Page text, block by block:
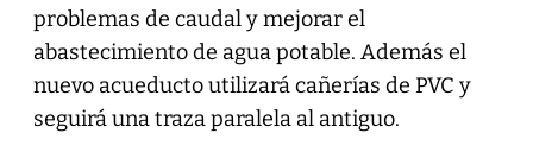
problemas de caudal y mejorar el
abastecimiento de agua potable. Además el
nuevo acueducto utilizará cañerías de PVC y
seguirá una traza paralela al antiguo.